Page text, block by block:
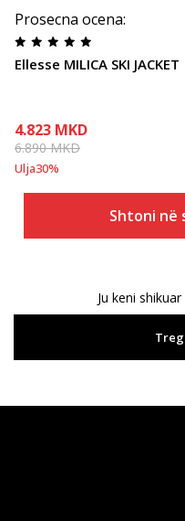
Prosecna ocena:
Ellesse MILICA SKI JACKET
4.823 MKD
6.890MKD
Ulja30%
Shtoni në
Ju keni shikuar